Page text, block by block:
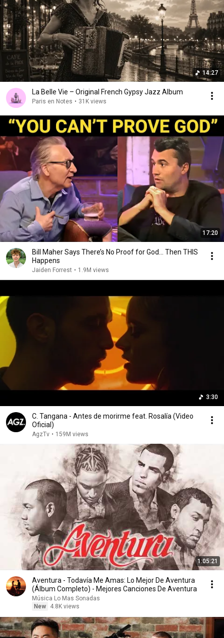
14:27
La Belle Vie – Original French Gypsy Jazz Album
Paris en Notes • 31K views
17:20
Bill Maher Says There’s No Proof for God... Then THIS
Happens
Jaiden Forrest • 1.9M views
3:30
C. Tangana - Antes de morirme feat. Rosalía (Video
Oficial)
AgzTv • 159M views
1:05:21
Aventura - Todavía Me Amas: Lo Mejor De Aventura
(Álbum Completo) - Mejores Canciones De Aventura
Música Lo Mas Sonadas
New
4.8K views